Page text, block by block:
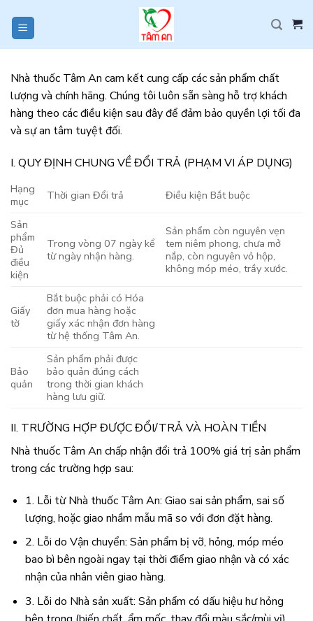
content
Nhà thuốc Tâm An cam kết cung cấp các sản phẩm chất
lượng và chính hãng. Chúng tôi luôn sẵn sàng hỗ trợ khách
hàng theo các điều kiện sau đây để đảm bảo quyền lợi tối đa
và sự an tâm tuyệt đối.
I. QUY ĐỊNH CHUNG VỀ ĐỔI TRẢ (PHẠM VI ÁP DỤNG)
Hạng
mục
Thời gian Đổi trả Điều kiện Bắt buộc
Sản
phẩm
Đủ
điều
kiện
Trong vòng 07 ngày kể
từ ngày nhận hàng.
Sản phẩm còn nguyên vẹn
tem niêm phong, chưa mở
nắp, còn nguyên vỏ hộp,
không móp méo, trầy xước.
Giấy
tờ
Bắt buộc phải có Hóa
đơn mua hàng hoặc
giấy xác nhận đơn hàng
từ hệ thống Tâm An.
Bảo
quản
Sản phẩm phải được
bảo quản đúng cách
trong thời gian khách
hàng lưu giữ.
II. TRƯỜNG HỢP ĐƯỢC ĐỔI/TRẢ VÀ HOÀN TIỀN
Nhà thuốc Tâm An chấp nhận đổi trả 100% giá trị sản phẩm
trong các trường hợp sau:
1. Lỗi từ Nhà thuốc Tâm An: Giao sai sản phẩm, sai số
lượng, hoặc giao nhầm mẫu mã so với đơn đặt hàng.
2. Lỗi do Vận chuyển: Sản phẩm bị vỡ, hỏng, móp méo
bao bì bên ngoài ngay tại thời điểm giao nhận và có xác
nhận của nhân viên giao hàng.
3. Lỗi do Nhà sản xuất: Sản phẩm có dấu hiệu hư hỏng